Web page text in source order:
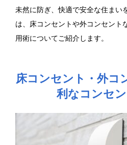
未然に防ぎ、快適で安全な住まい
は、床コンセントや外コンセント
用術についてご紹介します。
床コンセント・外コ
利なコンセ